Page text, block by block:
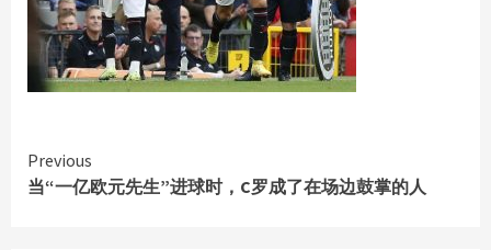
Continue
Reading
Previous
当“一亿欧元先生”进球时，C罗成了在场边鼓掌的人